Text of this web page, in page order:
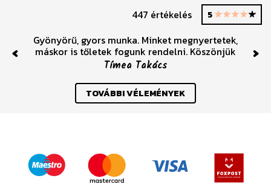
447 értékelés 5
Gyönyörű, gyors munka. Minket megnyertetek,
máskor is tőletek fogunk rendelni. Köszönjük
Tímea Takács
Previous
TOVÁBBI VÉLEMÉNYEK